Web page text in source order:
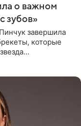
о важном
зубов»
завершила
которые